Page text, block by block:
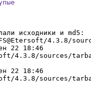
исходники и md5:
4.3.8/
22 18:46
4.3.8/sources/
22 18:46
4.3.8/sources/